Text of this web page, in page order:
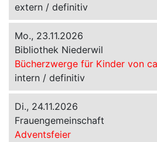
extern / definitiv
Mo., 23.11.2026
Bibliothek Niederwil
Bücherzwerge für Kinder von
intern / definitiv
Di., 24.11.2026
Frauengemeinschaft
Adventsfeier